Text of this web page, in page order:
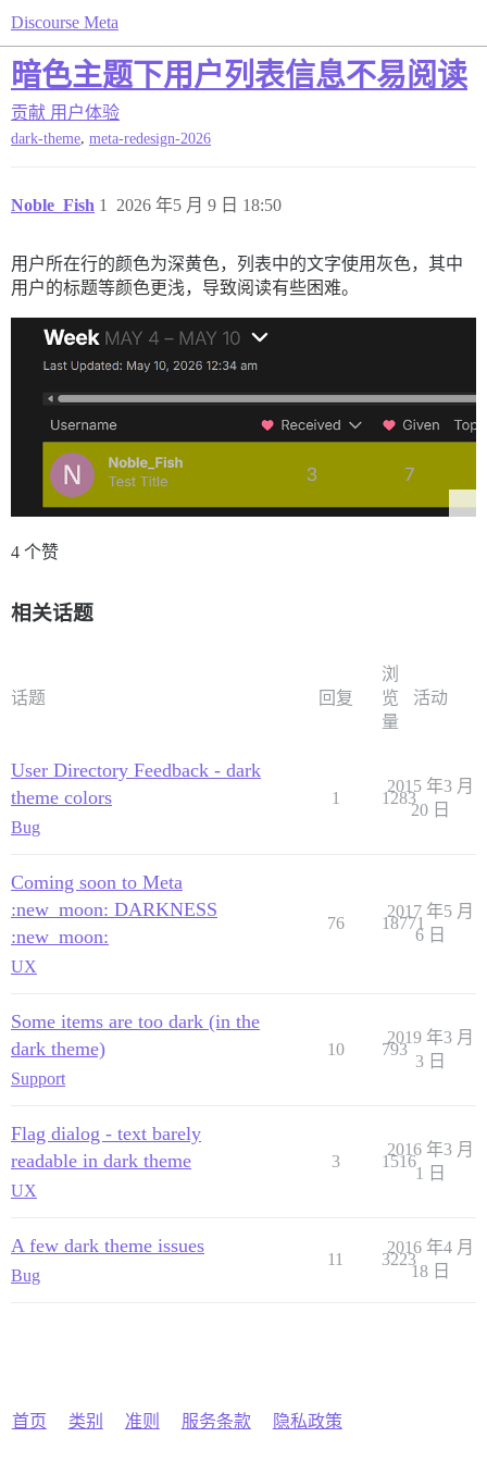
Discourse Meta
暗色主题下用户列表信息不易阅读
贡献 用户体验
dark-theme, meta-redesign-2026
Noble_Fish 2026 年5 月 9 日 18:50
1
用户所在行的颜色为深黄色，列表中的文字使用灰色，其中
用户的标题等颜色更浅，导致阅读有些困难。
4 个赞
相关话题
话题 回复
浏
览
量
活动
User Directory Feedback - dark
theme colors
Bug
1 1283
2015 年3 月
20 日
Coming soon to Meta
:new_moon: DARKNESS
:new_moon:
UX
76 18771
2017 年5 月
6 日
Some items are too dark (in the
dark theme)
Support
10 793
2019 年3 月
3 日
Flag dialog - text barely
readable in dark theme
UX
3 1516
2016 年3 月
1 日
A few dark theme issues
Bug
11 3223
2016 年4 月
18 日
首页 类别 准则 服务条款 隐私政策